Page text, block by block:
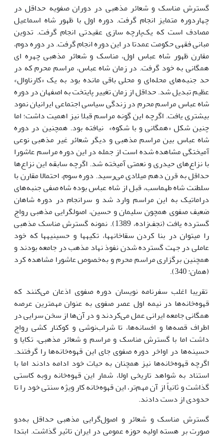
گسترش مناسک و شعائر مذهبی در دوران صفویه حداقل در
چهاردوره متمایز انجام گرفت. دوره اول با ظهور شاه اسماعیل
مصادف است که یک‌پارچه سازی عقیدتی انجام گرفت. تدوین
مبانی فقهی حکومت عمدتا در این دوره انجام گرفت. در دوره دوم،
مقارن ظهور شاه عباس اول، مناسک و شعائر مذهبی چهره ای
همگانی به خود گرفت. در زمان شاه عباس، مراسم محرم که در
حد جنبه‌های محله‌ای و محلی باقی مانده بود به یک «کارناوال»
عظیم تبدیل شد. حداقل از زمان تغییر پایتخت به اصفهان در دوره
شاه عباس مراسم محرم در زندگی سیاسی اجتماعی ایرانیان نمود
بیشتری یافت. اگرچه این گونه مراسم قبلا نیز اهمیت داشت؛ اما
چنین شکل «همگانی و با شکوه» نیافته بود. همچنین در دوره
شاه عباس بین مراسم مذهبی و دیگر شعائر غیر مذهبی نوعی
آمیختگی مشاهده شده است از جمله در این دوره مراسم عاشورا
با نزاع‌های حیدری و نعمتی آمیخته شد. اگرچه سابقه این نزاع‌ها
حداقل به قرن دهم میلادی می‌رسید. دوره سوم، احتمالا مقارن با
سلطنت شاه طهماسب، قبل از شاه عباس بوده شاه صفی جنبه‌های
دراماتیک به این مراسم وارد شد و سرانجام در دوره شاهان
ضعیف صفوی همچون سلیمان و حسین، اصولگرایی مذهبی رواج
گسترده یافت (نجف‌زاده، 1389). نمونه گسترش مناسک مذهبی
را می­توان در بنا کردن سقاخانه­ها، تکیه­ها و حسینیه­ها که خود
عاملی در جهت گسترده شدن نفوذ نهاد مذهب در جامعه بودند و
همچنین برگزاری مراسم محرم و به‌خصوص عاشورا مشاهده کرد
(همان: 340).
تقریبا اغلب سفرنامه نویسان دوره صفوی اذعان می‌کنند که
قهوه‌خانه‌ها در نیمه اول عصر صفوی به عنوان مهمترین عرصه
همگانی جامعه ایرانی عمل می‌کردند و در آن‌ها از سخن سرایی در
اطراف قصه‌ها و افسانه‌ها،‌ تا شراب‌نوشی و کوکنار کشی رواج
داشت اما با گسترش مناسک و ‌مراسم و شعائر مذهبی، تکایا و
حسینه‌ها در اواخر دوره صفوی جای این قهوه‌خانه‌ها را گرفتند.
اگرچه قهوه‌خانه‌ها نیز همچنان به حیات خود ادامه دادند اما با
استناد به شواهد تاریخی اولا، شمار این قهوه‌خانه‌ روبه کاستی
گذاشت و ثانیاً از آن مهم‌تر، ‌این قهوه‌خانه کار ویژه سنتی خود را تا
حدودی از دست دادند.
گسترش مناسک و شعائر و اصول‌گرایی مذهبی حداقل به‌دو
صورت بر هسته اولیه حوزه عمومی در ایران تاثیر گذاشت. ابتدا